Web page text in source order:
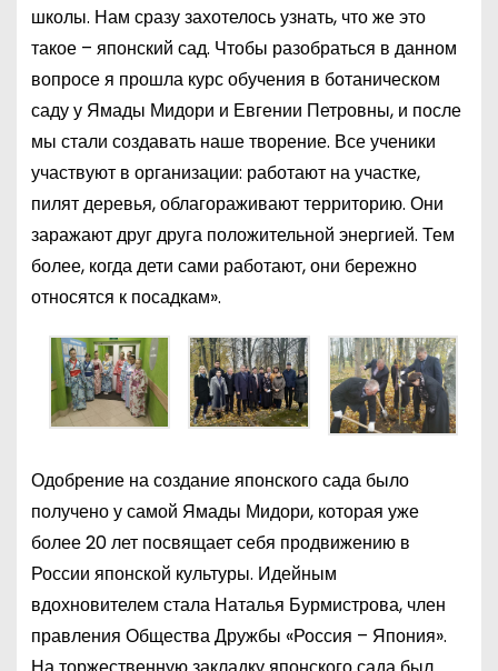
школы. Нам сразу захотелось узнать, что же это
такое – японский сад. Чтобы разобраться в данном
вопросе я прошла курс обучения в ботаническом
саду у Ямады Мидори и Евгении Петровны, и после
мы стали создавать наше творение. Все ученики
участвуют в организации: работают на участке,
пилят деревья, облагораживают территорию. Они
заражают друг друга положительной энергией. Тем
более, когда дети сами работают, они бережно
относятся к посадкам».
Одобрение на создание японского сада было
получено у самой Ямады Мидори, которая уже
более 20 лет посвящает себя продвижению в
России японской культуры. Идейным
вдохновителем стала Наталья Бурмистрова, член
правления Общества Дружбы «Россия – Япония».